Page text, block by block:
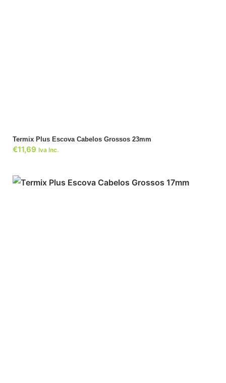
Termix Plus Escova Cabelos Grossos 23mm
€11,69 Iva Inc.